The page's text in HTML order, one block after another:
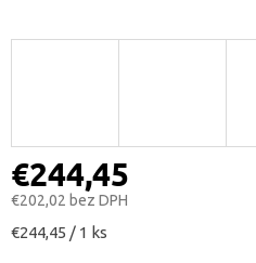
€244,45
€202,02 bez DPH
Jednotková
€244,45 / 1 ks